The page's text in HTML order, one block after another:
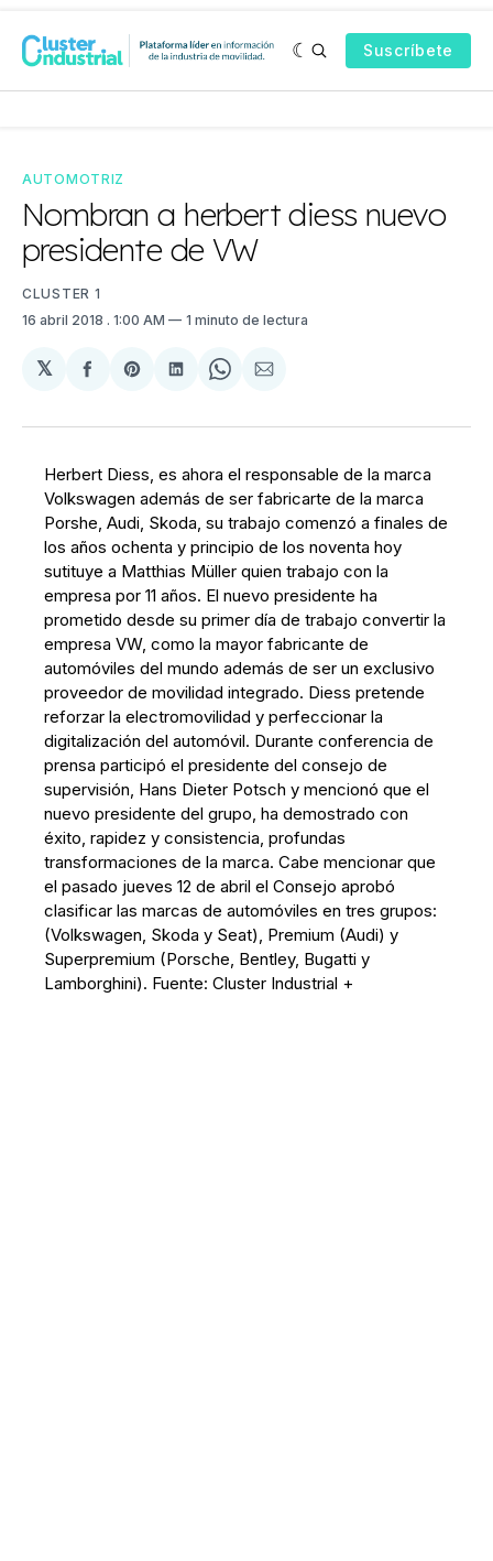
Suscríbete
AUTOMOTRIZ
Nombran a herbert diess nuevo
presidente de VW
CLUSTER 1
16 abril 2018 . 1:00 AM 1 minuto de lectura
𝕏
Compartir
Facebook
Share
Pinterest
Compartir
LinkedIn
Share
WhatsApp
Compartir
Email
Herbert Diess, es ahora el responsable de la marca
Volkswagen además de ser fabricarte de la marca
Porshe, Audi, Skoda, su trabajo comenzó a finales de
los años ochenta y principio de los noventa hoy
sutituye a Matthias Müller quien trabajo con la
empresa por 11 años. El nuevo presidente ha
prometido desde su primer día de trabajo convertir la
empresa VW, como la mayor fabricante de
automóviles del mundo además de ser un exclusivo
proveedor de movilidad integrado. Diess pretende
reforzar la electromovilidad y perfeccionar la
digitalización del automóvil. Durante conferencia de
prensa participó el presidente del consejo de
supervisión, Hans Dieter Potsch y mencionó que el
nuevo presidente del grupo, ha demostrado con
éxito, rapidez y consistencia, profundas
transformaciones de la marca. Cabe mencionar que
el pasado jueves 12 de abril el Consejo aprobó
clasificar las marcas de automóviles en tres grupos:
(Volkswagen, Skoda y Seat), Premium (Audi) y
Superpremium (Porsche, Bentley, Bugatti y
Lamborghini). Fuente: Cluster Industrial +